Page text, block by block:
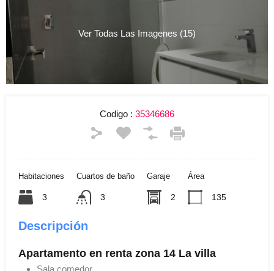
Ver Todas Las Imagenes (15)
Codigo : 35346686
Habitaciones
3
Cuartos de baño
3
Garaje
2
Área
135
Descripción
Apartamento en renta zona 14 La villa
Sala comedor